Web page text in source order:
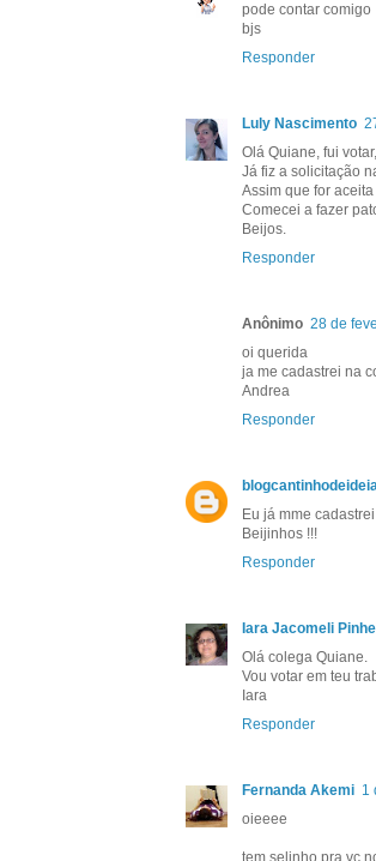
pode contar comigo
bjs
Responder
Luly Nascimento
Olá Quiane, fui
Já fiz a solicitação
Assim que for
Comecei a fazer
Beijos.
Responder
Anônimo 28 de
oi querida
ja me cadastrei na
Andrea
Responder
Eu já mme
Beijinhos !!!
Responder
Iara Jacomeli
Olá colega Quiane.
Vou votar em teu
Iara
Responder
Fernanda Akemi 1
oieeee